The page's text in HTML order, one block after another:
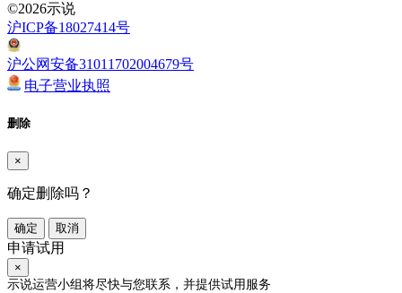
©2026示说
沪ICP备18027414号
沪公网安备31011702004679号
电子营业执照
删除
×
确定删除吗？
确定 取消
申请试用
×
示说运营小组将尽快与您联系，并提供试用服务